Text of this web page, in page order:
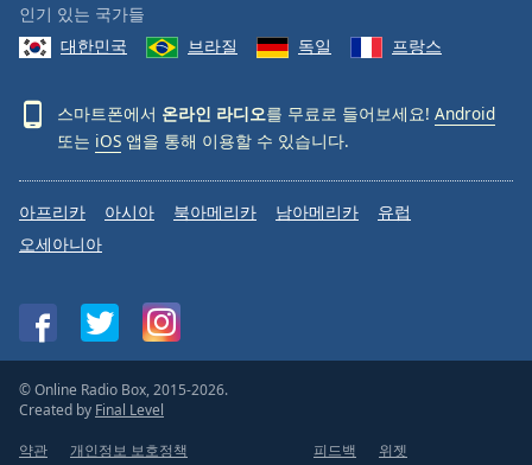
인기 있는 국가들
대한민국
브라질 독일 프랑스
스마트폰에서 온라인 라디오를 무료로 들어보세요! Android
또는 iOS 앱을 통해 이용할 수 있습니다.
아프리카 아시아 북아메리카 남아메리카
유럽
오세아니아
© Online Radio Box, 2015-2026.
Created by Final Level
약관
개인정보 보호정책 피드백 위젯